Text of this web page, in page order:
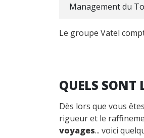
Management du
Le groupe Vatel
QUELS SONT
Dès lors que vous
rigueur et le
voyages... voici